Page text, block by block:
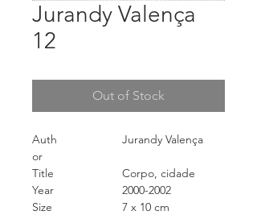
Jurandy Valença
12
Out of Stock
Auth
or
Jurandy Valença
Title
Corpo, cidade
Year
2000-2002
Size
7 x 10 cm